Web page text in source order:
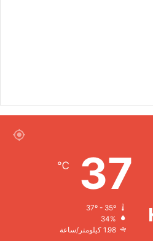
37
℃
34%
1.98 كيلومتر/ساعة